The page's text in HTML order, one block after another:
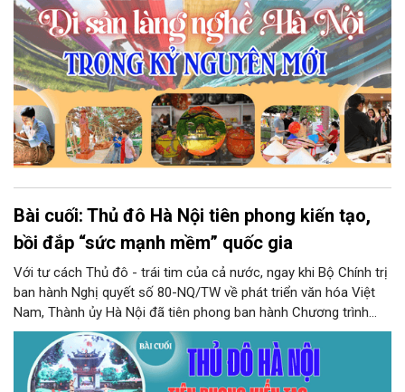
Bài cuối: Thủ đô Hà Nội tiên phong kiến tạo,
bồi đắp “sức mạnh mềm” quốc gia
Với tư cách Thủ đô - trái tim của cả nước, ngay khi Bộ Chính trị
ban hành Nghị quyết số 80-NQ/TW về phát triển văn hóa Việt
Nam, Thành ủy Hà Nội đã tiên phong ban hành Chương trình
hành động số 08-CTr/TU thực hiện Nghị quyết số 80-NQ/TW
với tầm nhìn, tư duy chiến lược kiến tạo, đánh thức những mạch
ngầm di sản, biến tài nguyên văn hóa thành động lực phát triển.